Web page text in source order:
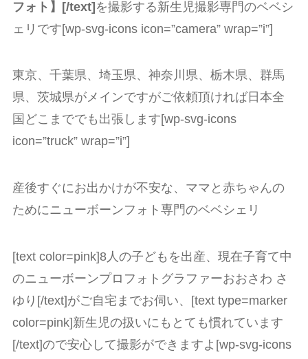
フォト】[/text]を撮影する新生児撮影専門のベベシ
ェリです[wp-svg-icons icon=”camera” wrap=”i”]
東京、千葉県、埼玉県、神奈川県、栃木県、群馬
県、茨城県がメインですがご依頼頂ければ日本全
国どこまででも出張します[wp-svg-icons
icon=”truck” wrap=”i”]
産後すぐにお出かけが不安な、ママと赤ちゃんの
ためにニューボーンフォト専門のベベシェリ
[text color=pink]8人の子どもを出産、現在子育て中
のニューボーンプロフォトグラファーおおさわ さ
ゆり[/text]がご自宅までお伺い、[text type=marker
color=pink]新生児の扱いにもとても慣れています
[/text]ので安心して撮影ができますよ[wp-svg-icons